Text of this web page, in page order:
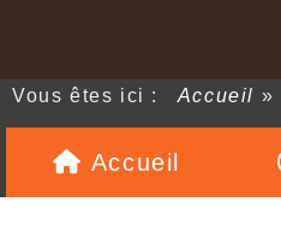
Vous êtes ici : Accueil »
Accueil